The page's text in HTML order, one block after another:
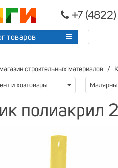
+7 (4822)
товаров
строительных материалов
и хозтовары
полиакрил